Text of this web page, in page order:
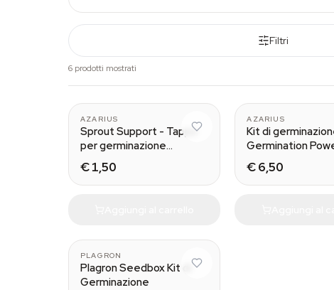
Filtri
6 prodotti mostrati
AZARIUS
Sprout Support - Tappo
per germinazione
cannabis
€ 1,50
AZARIUS
Kit di
Germination
€ 6,50
PLAGRON
Plagron Seedbox Kit di
Germinazione